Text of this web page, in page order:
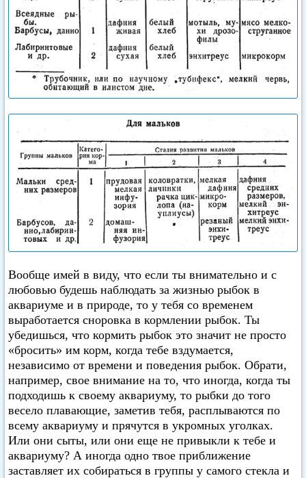
Вообще имей в виду, что если ты внимательно и с
любовью будешь наблюдать за жизнью рыбок в
аквариуме и в природе, то у тебя со временем
выработается сноровка в кормлении рыбок. Ты
убедишься, что кормить рыбок это значит не просто
«бросить» им корм, когда тебе вздумается,
независимо от времени и поведения рыбок. Обрати,
например, свое внимание на то, что иногда, когда ты
подходишь к своему аквариуму, то рыбки до того
весело плавающие, заметив тебя, расплываются по
всему аквариуму и прячутся в укромных уголках.
Или они сыты, или они еще не привыкли к тебе и
аквариуму? А иногда одно твое приближение
заставляет их собираться в группы у самого стекла и